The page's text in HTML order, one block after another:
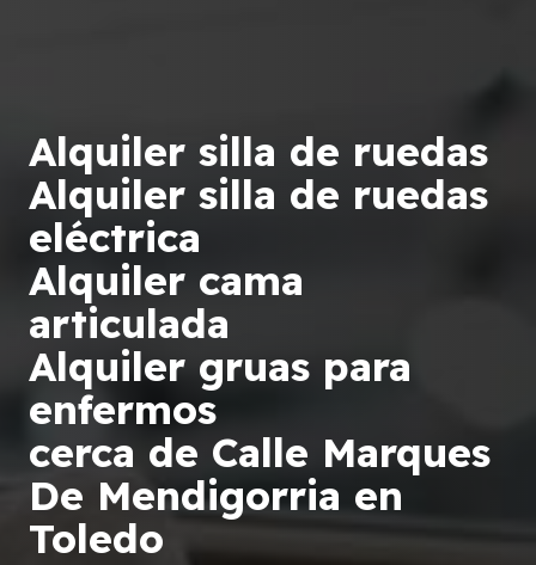
Alquiler silla de ruedas
Alquiler silla de ruedas
eléctrica
Alquiler cama
articulada
Alquiler gruas para
enfermos
cerca de Calle Marques
De Mendigorria en
Toledo